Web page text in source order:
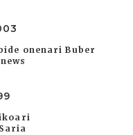
onenari Buber